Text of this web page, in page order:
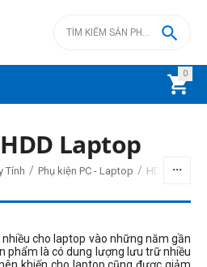
0


Laptop
Tính / Phụ kiện PC - Laptop / HDD - SSD -
cho laptop vào những năm gần
phẩm là có dung lượng lưu trữ nhiều